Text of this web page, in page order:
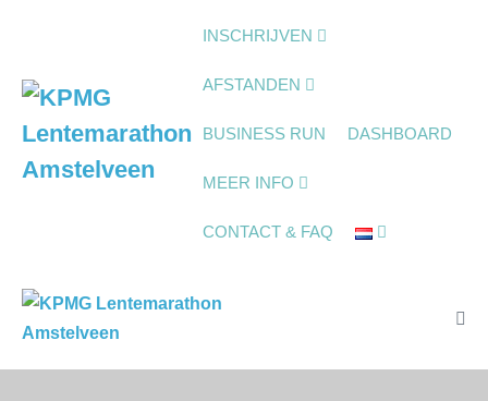
inhoud
INSCHRIJVEN
AFSTANDEN
BUSINESS RUN DASHBOARD
MEER INFO
CONTACT & FAQ